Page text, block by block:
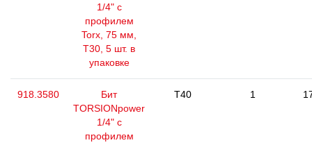
1/4" с
профилем
Torx, 75 мм,
Т30, 5 шт. в
упаковке
918.3580
Бит
TORSIONpower
1/4" с
профилем
T40 1